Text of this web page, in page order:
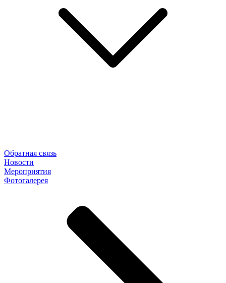
Обратная связь
Новости
Мероприятия
Фотогалерея